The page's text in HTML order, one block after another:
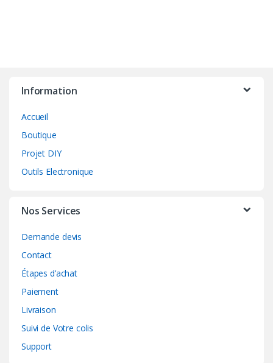
Information
Accueil
Boutique
Projet DIY
Outils Electronique
Nos Services
Demande devis
Contact
Étapes d’achat
Paiement
Livraison
Suivi de Votre colis
Support